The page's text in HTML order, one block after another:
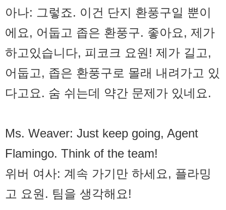
아나: 그렇죠. 이건 단지 환풍구일 뿐이
에요, 어둡고 좁은 환풍구. 좋아요, 제가
하고있습니다, 피코크 요원! 제가 길고,
어둡고, 좁은 환풍구로 몰래 내려가고 있
다고요. 숨 쉬는데 약간 문제가 있네요.
Ms. Weaver: Just keep going, Agent
Flamingo. Think of the team!
위버 여사: 계속 가기만 하세요, 플라밍
고 요원. 팀을 생각해요!